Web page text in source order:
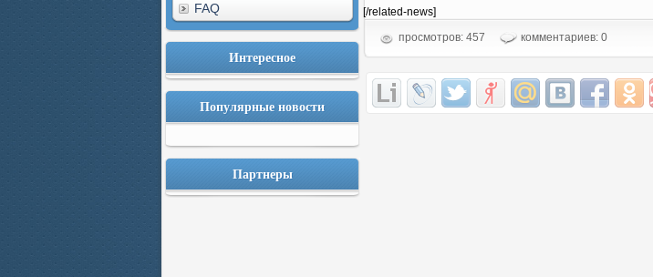
FAQ
Интересное
Популярные новости
Партнеры
[/related-news]
просмотров: 457
комментариев: 0